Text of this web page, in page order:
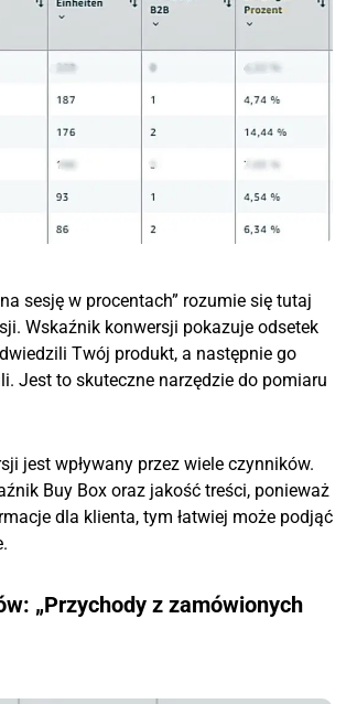
sesję w procentach” rozumie się tutaj
Wskaźnik konwersji pokazuje odsetek
Twój produkt, a następnie go
Jest to skuteczne narzędzie do pomiaru
jest wpływany przez wiele czynników.
Buy Box oraz jakość treści, ponieważ
dla klienta, tym łatwiej może podjąć
„Przychody z zamówionych